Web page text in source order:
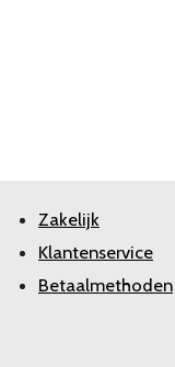
Zakelijk
Klantenservice
Betaalmethoden